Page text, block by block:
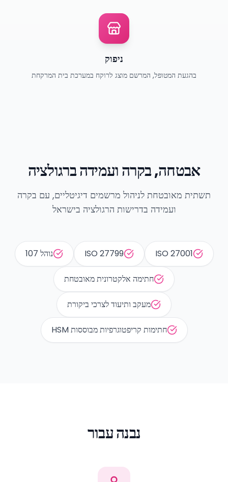
ניפוק
בהגעת המטופל, המרשם מוצג לרוקח במערכת בית המרקחת
אבטחה, בקרה ועמידה ברגולציה
תשתית מאובטחת לניהול מרשמים דיגיטליים, עם בקרה
ועמידה בדרישות הרגולציה בישראל
ISO 27001
ISO 27799 נוהל 107
חתימה אלקטרונית מאובטחת
מעקב ותיעוד לצרכי ביקורת
חתימות קריפטוגרפיות מבוססות HSM
נבנה עבור